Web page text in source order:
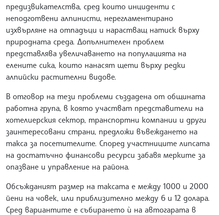
предизвикателства, сред които инциденти с
неподготвени алпинисти, нерегламентирано
изхвърляне на отпадъци и нарастващ натиск върху
природната среда. Допълнителен проблем
представлява увеличаването на популацията на
елените сика, които нанасят щети върху редки
алпийски растителни видове.
В отговор на тези проблеми създадена от общината
работна група, в която участват представители на
хотелиерския сектор, транспортни компании и други
заинтересовани страни, предложи въвеждането на
такса за посетителите. Според участниците липсата
на достатъчно финансови ресурси забавя мерките за
опазване и управление на района.
Обсъжданият размер на таксата е между 1000 и 2000
йени на човек, или приблизително между 6 и 12 долара.
Сред вариантите е събирането ѝ на автогарата в